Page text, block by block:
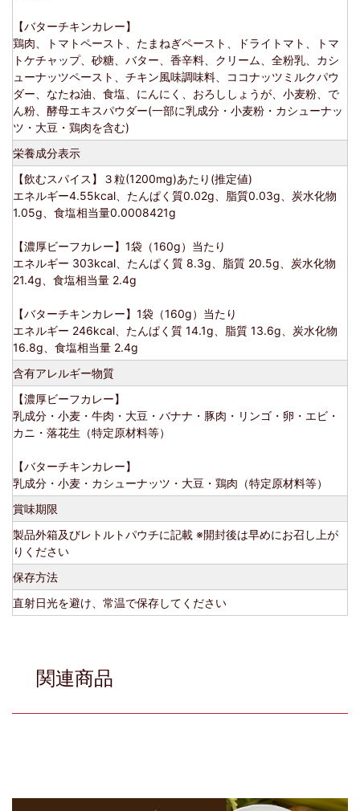
【バターチキンカレー】
鶏肉、トマトペースト、たまねぎペースト、ドライトマト、トマ
トケチャップ、砂糖、バター、香辛料、クリーム、全粉乳、カシ
ューナッツペースト、チキン風味調味料、ココナッツミルクパウ
ダー、なたね油、食塩、にんにく、おろししょうが、小麦粉、で
ん粉、酵母エキスパウダー(一部に乳成分・小麦粉・カシューナッ
ツ・大豆・鶏肉を含む)
栄養成分表示
【飲むスパイス】３粒(1200mg)あたり(推定値)
エネルギー4.55kcal、たんぱく質0.02g、脂質0.03g、炭水化物
1.05g、食塩相当量0.0008421g
【濃厚ビーフカレー】1袋（160g）当たり
エネルギー 303kcal、たんぱく質 8.3g、脂質 20.5g、炭水化物
21.4g、食塩相当量 2.4g
【バターチキンカレー】1袋（160g）当たり
エネルギー 246kcal、たんぱく質 14.1g、脂質 13.6g、炭水化物
16.8g、食塩相当量 2.4g
含有アレルギー物質
【濃厚ビーフカレー】
乳成分・小麦・牛肉・大豆・バナナ・豚肉・リンゴ・卵・エビ・
カニ・落花生（特定原材料等）
【バターチキンカレー】
乳成分・小麦・カシューナッツ・大豆・鶏肉（特定原材料等）
賞味期限
製品外箱及びレトルトパウチに記載 ※開封後は早めにお召し上が
りください
保存方法
直射日光を避け、常温で保存してください
関連商品